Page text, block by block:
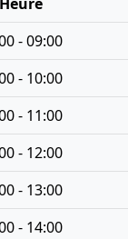
Heure
- 09:00
- 10:00
- 11:00
- 12:00
- 13:00
- 14:00